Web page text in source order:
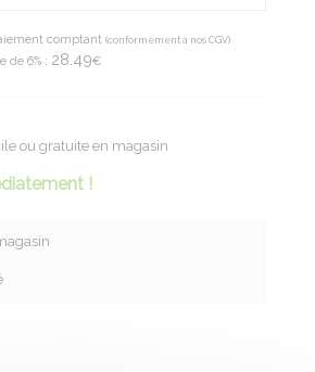
comptant (conformément à nos CGV)
de 6% : 28.49€
ou gratuite en magasin
!